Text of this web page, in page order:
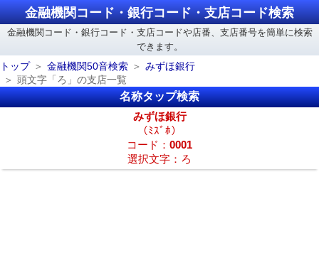
金融機関コード・銀行コード・支店コード検索
金融機関コード・銀行コード・支店コードや店番、支店番号を簡単に検索
できます。
トップ
金融機関50音検索
みずほ銀行
頭文字「ろ」の支店一覧
名称タップ検索
みずほ銀行
（ﾐｽﾞﾎ）
コード： 0001
選択文字：ろ